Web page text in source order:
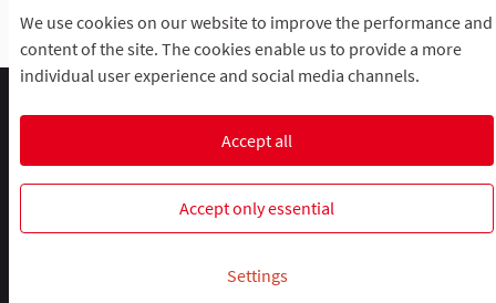
We use cookies on our website to improve the performance and
content of the site. The cookies enable us to provide a more
individual user experience and social media channels.
Accept all
Accept only essential
Settings
Default title for terms-and-conditions
Cookie settings
R-lab, le laboratoire de la participation
R-lab, le laboratoire de la
R-lab, le laboratoire de la